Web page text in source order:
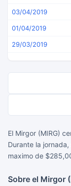
03/04/2019
01/04/2019
29/03/2019
El Mirgor (MIRG)
Durante la
maximo de
Sobre el Mirgor